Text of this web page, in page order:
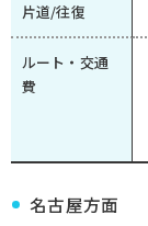
片道/往復
ルート・交通
費
名古屋方面